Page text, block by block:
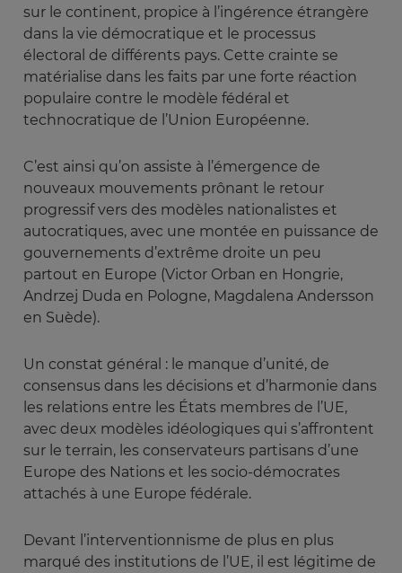
sur le continent, propice à l’ingérence étrangère
dans la vie démocratique et le processus
électoral de différents pays. Cette crainte se
matérialise dans les faits par une forte réaction
populaire contre le modèle fédéral et
technocratique de l’Union Européenne.
C’est ainsi qu’on assiste à l’émergence de
nouveaux mouvements prônant le retour
progressif vers des modèles nationalistes et
autocratiques, avec une montée en puissance de
gouvernements d’extrême droite un peu
partout en Europe (Victor Orban en Hongrie,
Andrzej Duda en Pologne, Magdalena Andersson
en Suède).
Un constat général : le manque d’unité, de
consensus dans les décisions et d’harmonie dans
les relations entre les États membres de l’UE,
avec deux modèles idéologiques qui s’affrontent
sur le terrain, les conservateurs partisans d’une
Europe des Nations et les socio-démocrates
attachés à une Europe fédérale.
Devant l’interventionnisme de plus en plus
marqué des institutions de l’UE, il est légitime de